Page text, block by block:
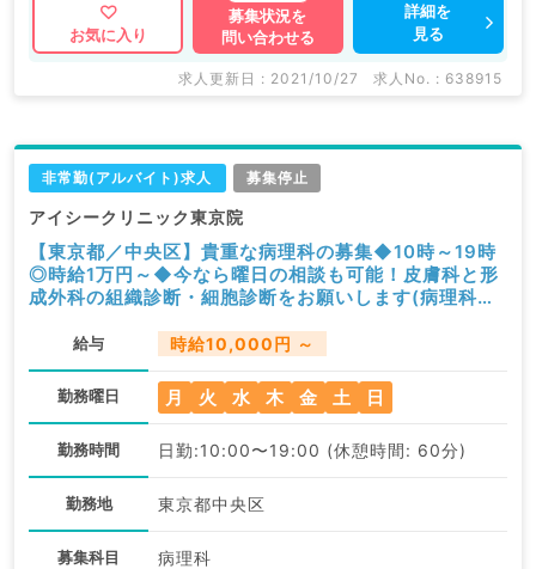
お気に入り
募集状況を
問い合わせる
詳細を
見る
求人更新日 : 2021/10/27 求人No. : 638915
非常勤(アルバイト)求人 募集停止
アイシークリニック東京院
【東京都／中央区】貴重な病理科の募集◆10時～19時
◎時給1万円～◆今なら曜日の相談も可能！皮膚科と形
成外科の組織診断・細胞診断をお願いします(病理科／
給与 時給10,000円 ～
勤務曜日 月 火 水 木 金 土 日
勤務時間 日勤:10:00〜19:00 (休憩時間: 60分)
勤務地 東京都中央区
募集科目 病理科